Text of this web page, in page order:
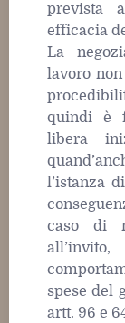
prevista
efficacia
La
lavoro
quindi è
libera
l’istanza
caso di
spese del
artt. 96 e